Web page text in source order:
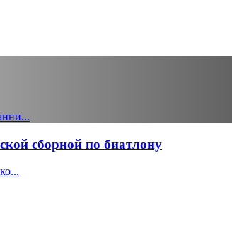
сборной по биатлону